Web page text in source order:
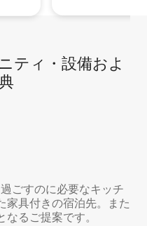
テ⁠ィ⁠・設⁠備⁠およ
ごすのに必要なキッチ
家具付きの宿泊先。また
るご提案です。